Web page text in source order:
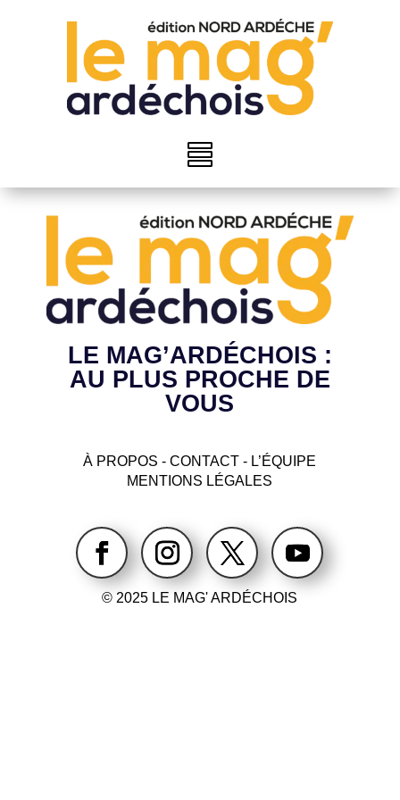
LE MAG’ARDÉCHOIS :
AU PLUS PROCHE DE
VOUS
À PROPOS -CONTACT- L’ÉQUIPE
MENTIONS LÉGALES
© 2025 LE MAG' ARDÉCHOIS